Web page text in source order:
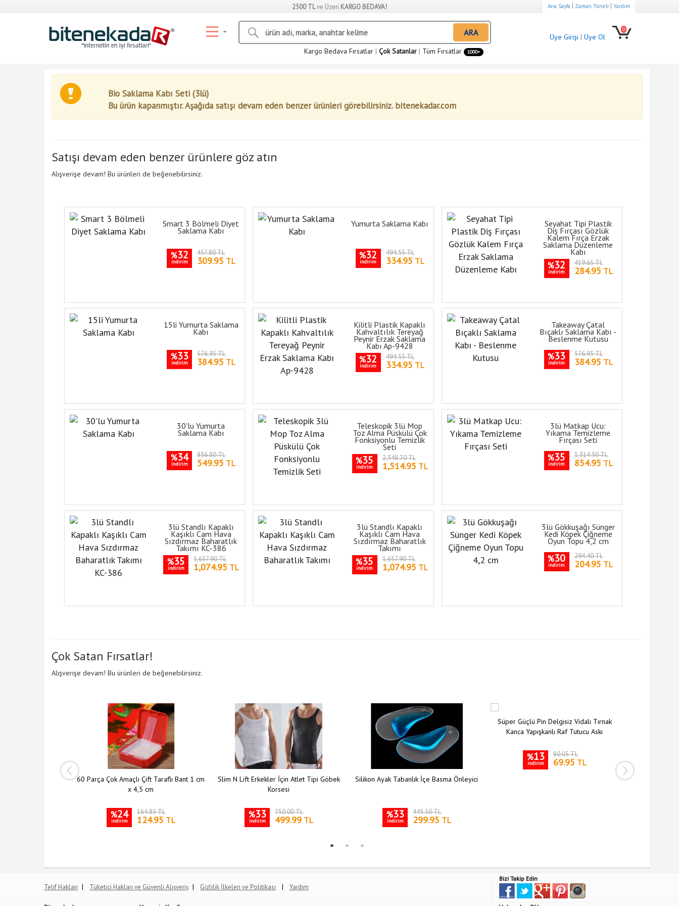
2500 TLve Üzeri KARGO BEDAVA! Ana Sayfa | Zaman Tüneli | Yardım
ARA
Kargo Bedava Fırsatlar | Çok Satanlar | Tüm Fırsatlar 1000+
Üye Girişi | Üye Ol
0
Bio Saklama Kabı Seti (3lü)
Bu ürün kapanmıştır. Aşağıda satışı devam eden benzer ürünleri görebilirsiniz. bitenekadar.com
Satışı devam eden benzer ürünlere göz atın
Alışverişe devam! Bu ürünleri de beğenebilirsiniz.
Smart 3 Bölmeli Diyet
Saklama Kabı
%32
indirim
457.80 TL
309.95 TL
Yumurta Saklama Kabı
%32
indirim
494.55 TL
334.95 TL
Seyahat Tipi Plastik
Diş Fırçası Gözlük
Kalem Fırça Erzak
Saklama Düzenleme
Kabı
%32
indirim
419.65 TL
284.95 TL
15li Yumurta Saklama
Kabı
%33
indirim
576.95 TL
384.95 TL
Kilitli Plastik Kapaklı
Kahvaltılık Tereyağ
Peynir Erzak Saklama
Kabı Ap-9428
%32
indirim
494.55 TL
334.95 TL
Takeaway Çatal
Bıçaklı Saklama Kabı -
Beslenme Kutusu
%33
indirim
576.95 TL
384.95 TL
30'lu Yumurta
Saklama Kabı
%34
indirim
836.80 TL
549.95 TL
Teleskopik 3lü Mop
Toz Alma Püskülü Çok
Fonksiyonlu Temizlik
Seti
%35
indirim
2,348.70 TL
1,514.95 TL
3lü Matkap Ucu:
Yıkama Temizleme
Fırçası Seti
%35
indirim
1,314.50 TL
854.95 TL
3lü Standlı Kapaklı
Kaşıklı Cam Hava
Sızdırmaz Baharatlık
Takımı KC-386
%35
indirim
1,657.90 TL
1,074.95 TL
3lü Standlı Kapaklı
Kaşıklı Cam Hava
Sızdırmaz Baharatlık
Takımı
%35
indirim
1,657.90 TL
1,074.95 TL
3lü Gökkuşağı Sünger
Kedi Köpek Çiğneme
Oyun Topu 4,2 cm
%30
indirim
294.40 TL
204.95 TL
Çok Satan Fırsatlar!
Alışverişe devam! Bu ürünleri de beğenebilirsiniz.
Şeffaf Askı 5 li Set
60 Parça Çok Amaçlı Çift Taraflı Bant 1 cm
x 4,5 cm
%24
indirim
164.85 TL
124.95 TL
Slim N Lift Erkekler İçin Atlet Tipi Göbek
Korsesi
%33
indirim
750.00 TL
499.99 TL
Silikon Ayak Tabanlık İçe Basma Önleyici
%33
indirim
445.50 TL
299.95 TL
Süper Güçlü Pin Delgisiz Vidalı Tırnak
Kanca Yapışkanlı Raf Tutucu Askı
%13
indirim
80.05 TL
69.95 TL
Siyah Silikon
Telif Hakları | Tüketici Hakları ve Güvenli Alışveriş | Gizlilik İlkeleri ve Politikası | Yardım
Bizi Takip Edin